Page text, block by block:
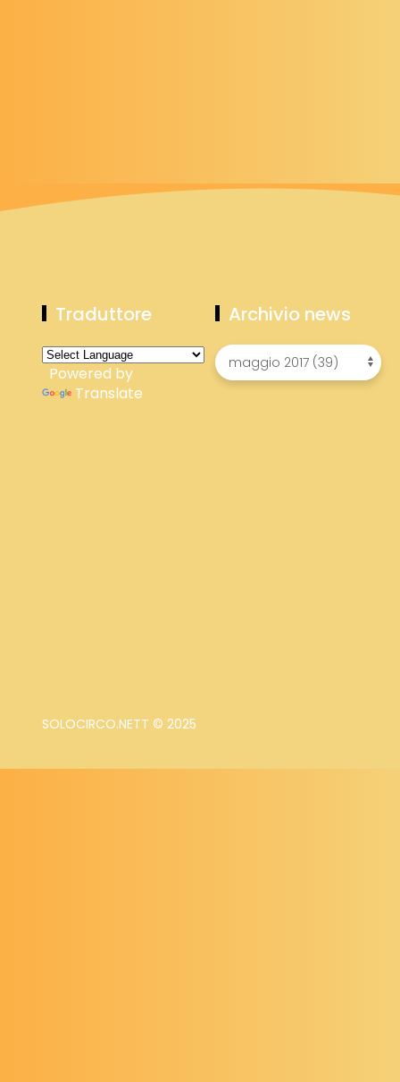
Traduttore
Powered by
Translate
Archivio news
SOLOCIRCO.NETT © 2025